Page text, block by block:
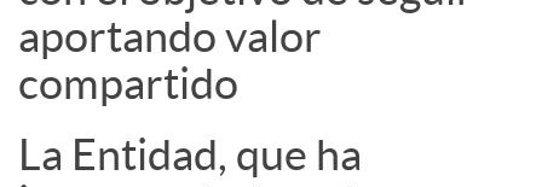
l
e
aportando valor
compartido
La Entidad, que ha